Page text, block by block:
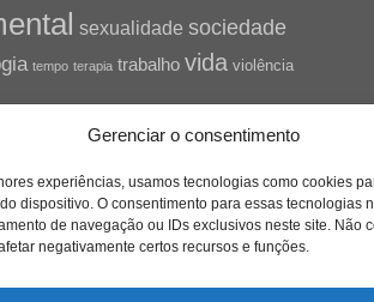
Gerenciar o consentimento
experiências, usamos tecnologias como cookies
dispositivo. O consentimento para essas tecnologias
de navegação ou IDs exclusivos neste site. Não
negativamente certos recursos e funções.
sexualidade sociedade
tempo terapia trabalho vida violência